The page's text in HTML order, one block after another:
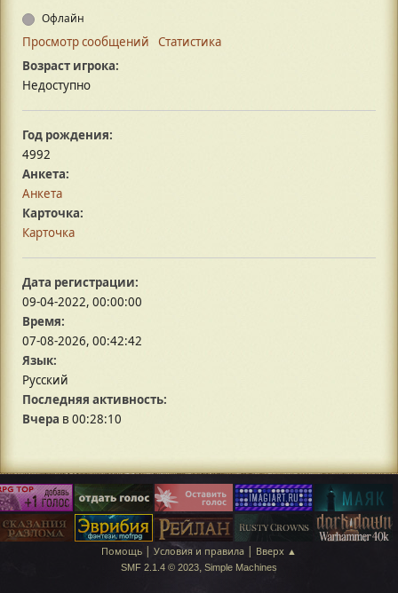
Офлайн
Просмотр сообщений
Статистика
Возраст игрока:
Недоступно
Год рождения:
4992
Анкета:
Анкета
Карточка:
Карточка
Дата регистрации:
09-04-2022, 00:00:00
Время:
07-08-2026, 00:42:42
Язык:
Русский
Последняя активность:
Вчера в 00:28:10
Помощь | Условия и правила | Вверх ▲
SMF 2.1.4 © 2023, Simple Machines